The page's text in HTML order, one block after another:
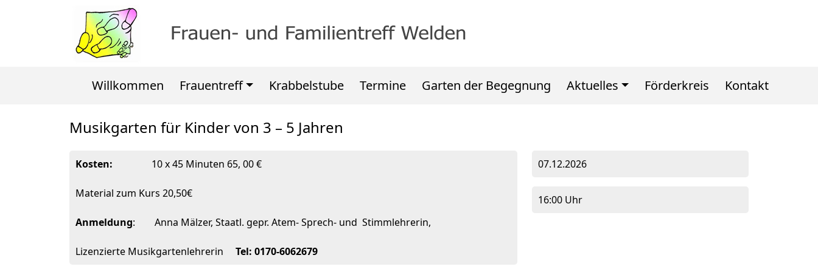
Willkommen Frauentreff Krabbelstube Termine Garten der Begegnung Aktuelles Förderkreis Kontakt
Musikgarten für Kinder von 3 – 5 Jahren
Kosten: 10 x 45 Minuten 65, 00 €
Material zum Kurs 20,50€
Anmeldung: Anna Mälzer, Staatl. gepr. Atem- Sprech- und Stimmlehrerin,
Lizenzierte Musikgartenlehrerin Tel: 0170-6062679
07.12.2026
16:00 Uhr